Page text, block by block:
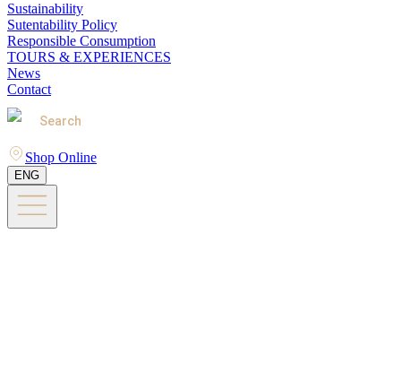
Sustainability
Sutentability Policy
Responsible Consumption
TOURS & EXPERIENCES
News
Contact
Search
Shop Online
ENG